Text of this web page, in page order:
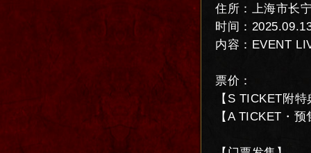
住所：上海市长
时间：
内容：EVENT
票价：
【S TICKET附
【A TICKET・